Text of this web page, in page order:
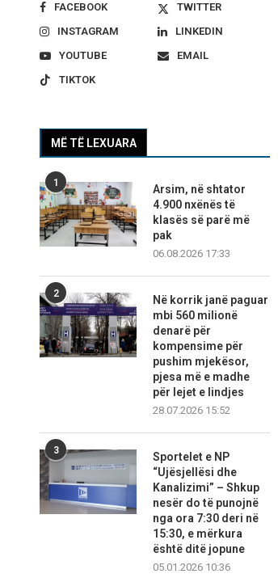
FACEBOOK
TWITTER
INSTAGRAM
LINKEDIN
YOUTUBE
EMAIL
TIKTOK
MË TË LEXUARA
1
Arsim, në shtator
4.900 nxënës të
klasës së parë më
pak
06.08.2026 17:33
2
Në korrik janë paguar
mbi 560 milionë
denarë për
kompensime për
pushim mjekësor,
pjesa më e madhe
për lejet e lindjes
28.07.2026 15:52
3
Sportelet e NP
“Ujësjellësi dhe
Kanalizimi” – Shkup
nesër do të punojnë
nga ora 7:30 deri në
15:30, e mërkura
është ditë jopune
05.01.2026 10:36